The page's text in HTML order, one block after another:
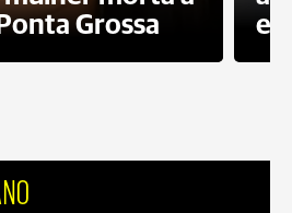
Grossa